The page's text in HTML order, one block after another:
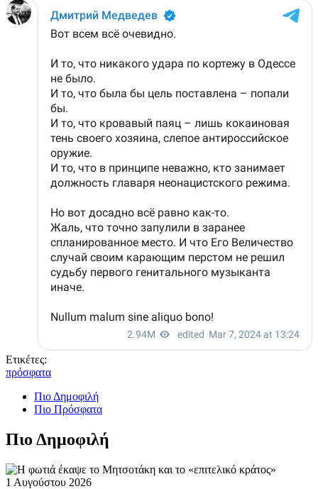
Ετικέτες:
πρόσφατα
Πιο Δημοφιλή
Πιο Πρόσφατα
Πιο Δημοφιλή
1 Αυγούστου 2026